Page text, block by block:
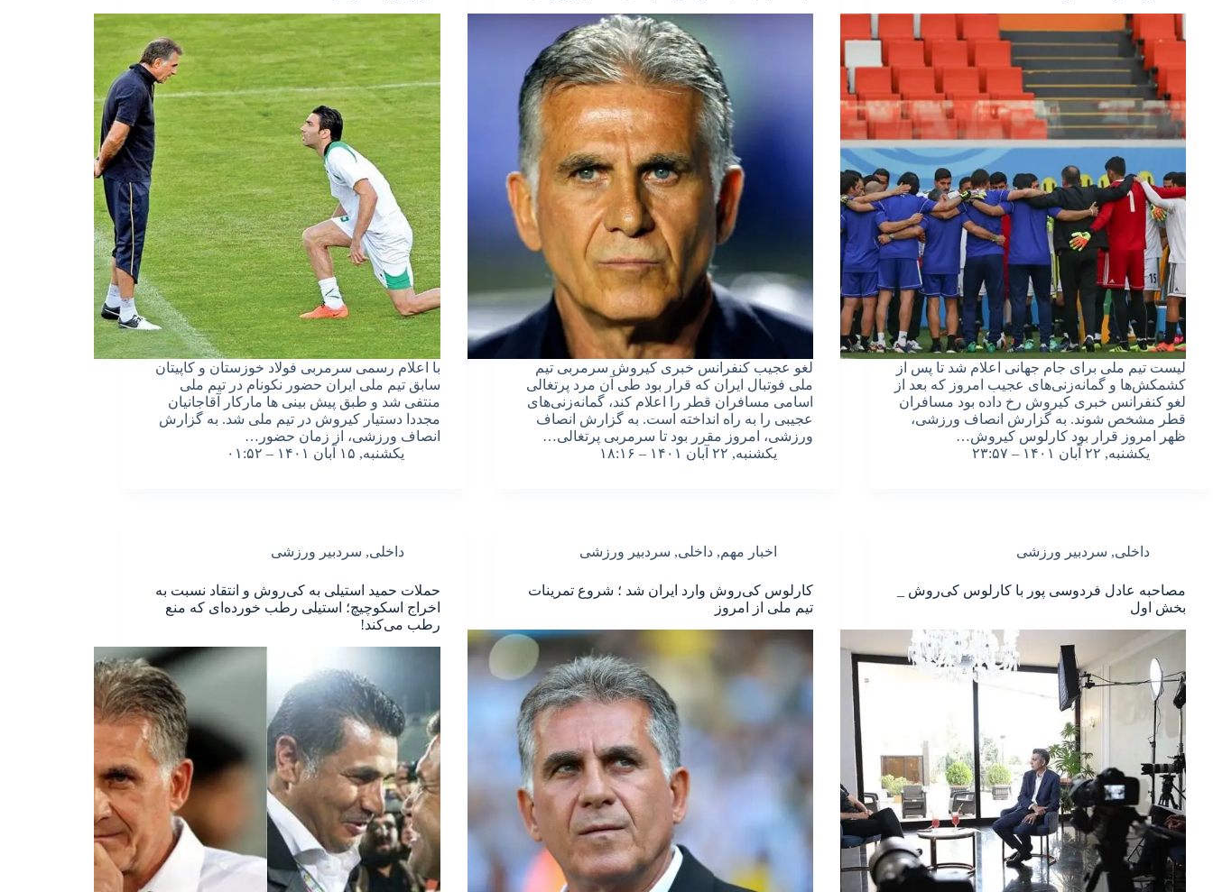
لیست تیم ملی برای جام جهانی اعلام شد تا پس از
کشمکش‌ها و گمانه‌زنی‌های عجیب امروز که بعد از
لغو کنفرانس خبری کیروش رخ داده بود مسافران
قطر مشخص شوند. به گزارش انصاف ورزشی،
ظهر امروز قرار بود کارلوس کیروش…
یکشنبه, ۲۲ آبان ۱۴۰۱ – ۲۳:۵۷
لغو عجیب کنفرانس خبری کیروش سرمربی تیم
ملی فوتبال ایران که قرار بود طی آن مرد پرتغالی
اسامی مسافران قطر را اعلام کند، گمانه‌زنی‌های
عجیبی را به راه انداخته است. به گزارش انصاف
ورزشی، امروز مقرر بود تا سرمربی پرتغالی…
یکشنبه, ۲۲ آبان ۱۴۰۱ – ۱۸:۱۶
با اعلام رسمی سرمربی فولاد خوزستان و کاپیتان
سابق تیم ملی ایران حضور نکونام در تیم ملی
منتفی شد و طبق پیش بینی ها مارکار آقاجانیان
مجددا دستیار کیروش در تیم ملی شد. به گزارش
انصاف ورزشی، از زمان حضور…
یکشنبه, ۱۵ آبان ۱۴۰۱ – ۰۱:۵۲
داخلی, سردبیر ورزشی
مصاحبه عادل فردوسی پور با کارلوس کی‌روش _
بخش اول
اخبار مهم,داخلی, سردبیر ورزشی
کارلوس کی‌روش وارد ایران شد ؛ شروع تمرینات
تیم ملی از امروز
داخلی, سردبیر ورزشی
حملات حمید استیلی به کی‌روش و انتقاد نسبت به
اخراج اسکوچیچ؛ استیلی رطب خورده‌ای که منع
رطب می‌کند!